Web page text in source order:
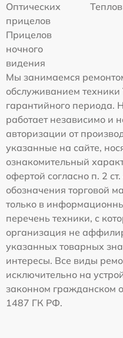
Оптических
прицелов
Прицелов
ночного
видения
Мы занимаемся
обслуживанием техники
гарантийного периода.
работает независимо и
авторизации от
указанные на сайте,
ознакомительный
офертой согласно п. 2
обозначения торговой
только в
перечень техники, с
организация не
указанных товарных
интересы. Все виды
исключительно на
законном гражданском
1487 ГК РФ.